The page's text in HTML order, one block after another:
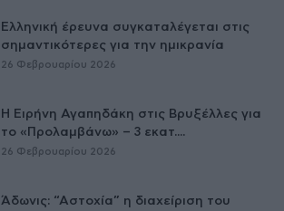
Ελληνική έρευνα συγκαταλέγεται στις
σημαντικότερες για την ημικρανία
26 Φεβρουαρίου 2026
Η Ειρήνη Αγαπηδάκη στις Βρυξέλλες για
το «Προλαμβάνω» – 3 εκατ....
26 Φεβρουαρίου 2026
Άδωνις: “Αστοχία” η διαχείριση του